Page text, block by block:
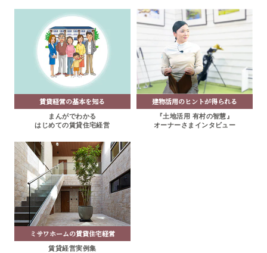
賃貸経営の基本を知る
まんがでわかる
はじめての賃貸住宅経営
ミサワホームの賃貸住宅経営
賃貸経営実例集
建物活用のヒントが得られる
『土地活用 有村の智慧』
オーナーさまインタビュー